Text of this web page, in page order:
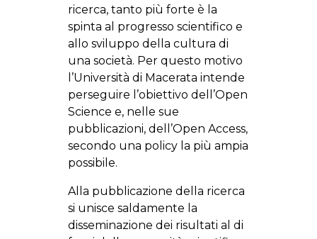
ricerca, tanto più forte è la
spinta al progresso scientifico e
allo sviluppo della cultura di
una società. Per questo motivo
l’Università di Macerata intende
perseguire l’obiettivo dell’Open
Science e, nelle sue
pubblicazioni, dell’Open Access,
secondo una policy la più ampia
possibile.
Alla pubblicazione della ricerca
si unisce saldamente la
disseminazione dei risultati al di